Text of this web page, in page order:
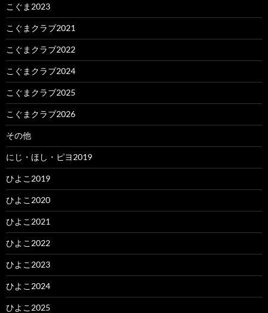
こぐま2023
こぐまクラブ2021
こぐまクラブ2022
こぐまクラブ2024
こぐまクラブ2025
こぐまクラブ2026
その他
にじ・ほし・ピヨ2019
ひよこ2019
ひよこ2020
ひよこ2021
ひよこ2022
ひよこ2023
ひよこ2024
ひよこ2025